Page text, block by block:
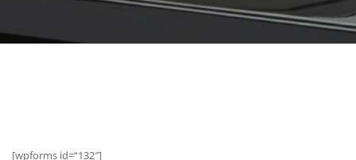
[wpforms id=“132″]